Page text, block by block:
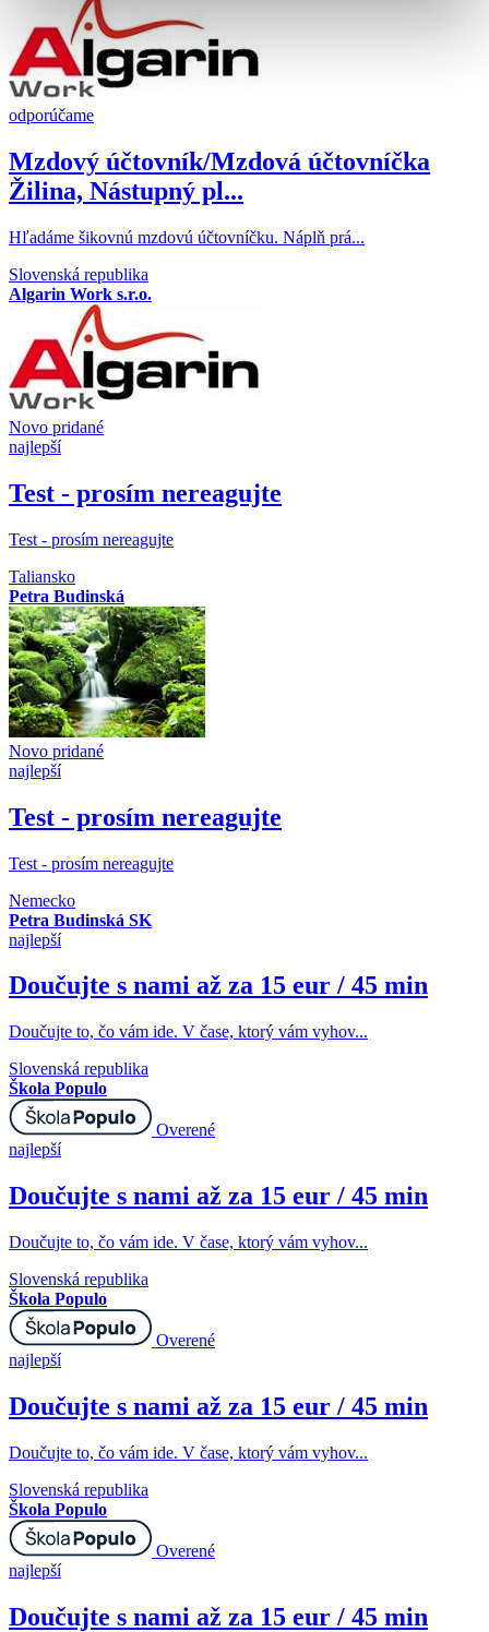
odporúčame
Mzdový účtovník/Mzdová účtovníčka
Žilina, Nástupný pl...
​Hľadáme šikovnú mzdovú účtovníčku. Náplň prá...
Slovenská republika
Algarin Work s.r.o.
Novo pridané
najlepší
Test - prosím nereagujte
Test - prosím nereagujte
Taliansko
Petra Budinská
Novo pridané
najlepší
Test - prosím nereagujte
Test - prosím nereagujte
Nemecko
Petra Budinská SK
najlepší
Doučujte s nami až za 15 eur / 45 min
Doučujte to, čo vám ide. V čase, ktorý vám vyhov...
Slovenská republika
Škola Populo
Overené
najlepší
Doučujte s nami až za 15 eur / 45 min
Doučujte to, čo vám ide. V čase, ktorý vám vyhov...
Slovenská republika
Škola Populo
Overené
najlepší
Doučujte s nami až za 15 eur / 45 min
Doučujte to, čo vám ide. V čase, ktorý vám vyhov...
Slovenská republika
Škola Populo
Overené
najlepší
Doučujte s nami až za 15 eur / 45 min